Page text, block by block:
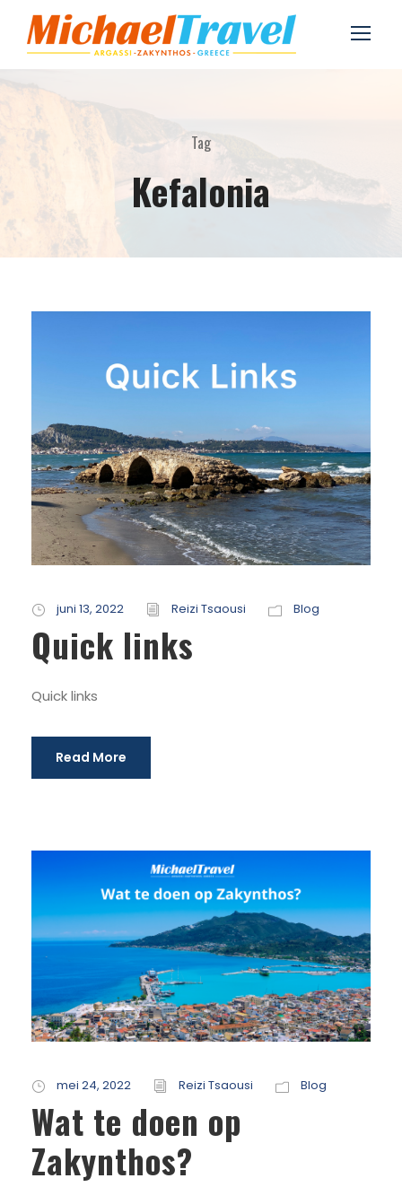
Tag
Kefalonia
juni 13, 2022 Reizi Tsaousi Blog
Quick links
Quick links
Read More
mei 24, 2022 Reizi Tsaousi Blog
Wat te doen op
Zakynthos?